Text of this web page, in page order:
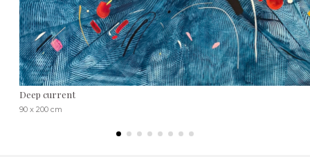
Deep current
90 x 200 cm